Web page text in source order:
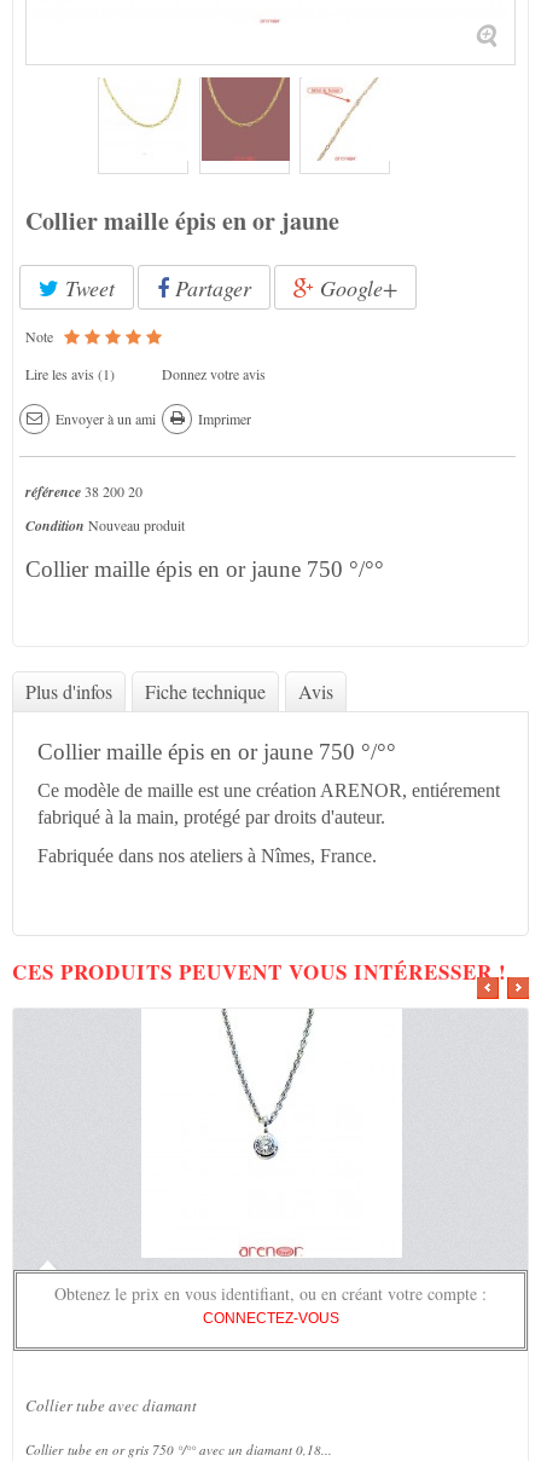
Collier maille épis en or jaune
Tweet Partager Google+
Note
Lire les avis (1) Donnez votre avis
Envoyer à un ami Imprimer
référence38 200 20
Condition Nouveau produit
Collier maille épis en or jaune 750 °/°°
Plus d'infos Fiche technique Avis
Collier maille épis en or jaune 750 °/°°
Ce modèle de maille est une création ARENOR, entiérement
fabriqué à la main, protégé par droits d'auteur.
Fabriquée dans nos ateliers à Nîmes, France.
CES PRODUITS PEUVENT VOUS INTÉRESSER !
Obtenez le prix en vous identifiant, ou en créant votre compte :
CONNECTEZ-VOUS
Collier tube avec diamant
Collier tube en or gris 750 °/°° avec un diamant 0,18...